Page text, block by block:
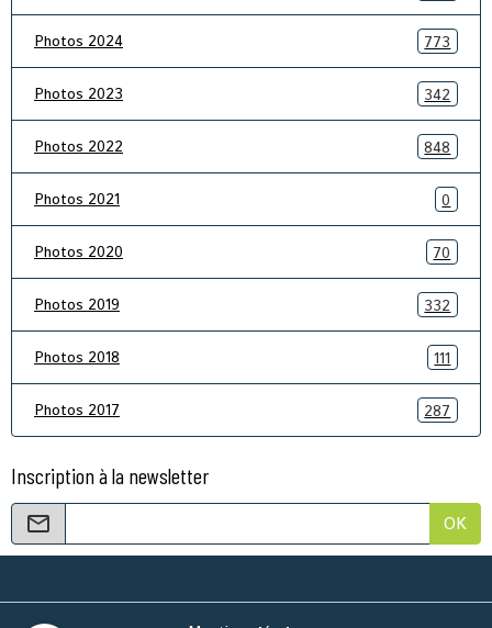
Photos 2024 773
Photos 2023 342
Photos 2022 848
Photos 2021 0
Photos 2020 70
Photos 2019 332
Photos 2018 111
Photos 2017 287
Inscription à la newsletter
OK